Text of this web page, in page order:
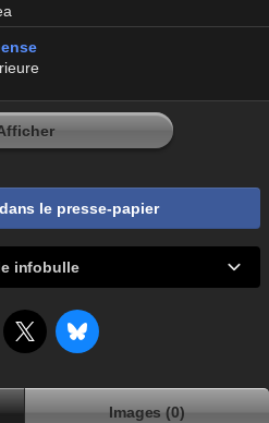
le presse-papier
infobulle
Images (0)